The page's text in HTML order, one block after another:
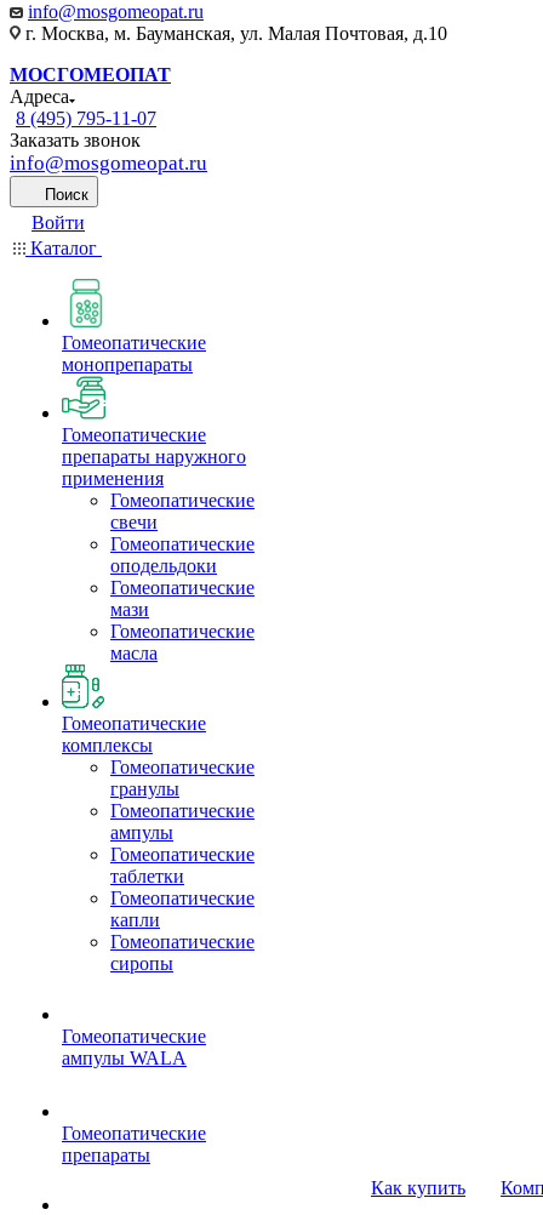
info@mosgomeopat.ru
г. Москва, м. Бауманская, ул. Малая Почтовая, д.10
МОСГОМЕОПАТ
Адреса
8 (495) 795-11-07
Заказать звонок
info@mosgomeopat.ru
Поиск
Войти
Каталог
Гомеопатические
монопрепараты
Гомеопатические
препараты наружного
применения
Гомеопатические
свечи
Гомеопатические
оподельдоки
Гомеопатические
мази
Гомеопатические
масла
Гомеопатические
комплексы
Гомеопатические
гранулы
Гомеопатические
ампулы
Гомеопатические
таблетки
Гомеопатические
капли
Гомеопатические
сиропы
Гомеопатические
ампулы WALA
Гомеопатические
препараты
Как купить